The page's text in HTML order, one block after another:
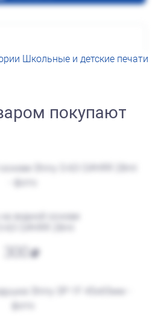
(с подарком в руке)
Школьные и детские печати
покупают
на водной основе